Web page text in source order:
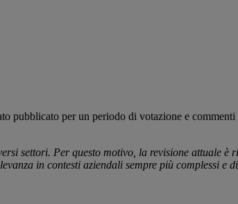
pubblicato per un periodo di votazione e
settori. Per questo motivo, la revisione attuale è
in contesti aziendali sempre più complessi e